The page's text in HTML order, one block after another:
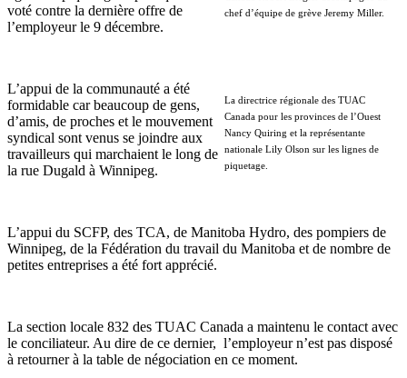
chef d’équipe de grève Jeremy Miller.
La directrice régionale des TUAC
Canada pour les provinces de l’Ouest
Nancy Quiring et la représentante
nationale Lily Olson sur les lignes de
piquetage.
voté contre la dernière offre de
l’employeur le 9 décembre.
L’appui de la communauté a été
formidable car beaucoup de gens,
d’amis, de proches et le mouvement
syndical sont venus se joindre aux
travailleurs qui marchaient le long de
la rue Dugald à Winnipeg.
L’appui du SCFP, des TCA, de Manitoba Hydro, des pompiers de
Winnipeg, de la Fédération du travail du Manitoba et de nombre de
petites entreprises a été fort apprécié.
La section locale 832 des TUAC Canada a maintenu le contact avec
le conciliateur. Au dire de ce dernier, l’employeur n’est pas disposé
à retourner à la table de négociation en ce moment.